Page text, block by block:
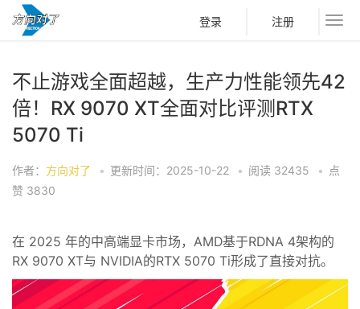
登录 注册
不止游戏全面超越，生产力性能领先42
倍！RX 9070 XT全面对比评测RTX
5070 Ti
作者： 方向对了 • 更新时间：2025-10-22 • 阅读 32435 • 点
赞 3830
在 2025 年的中高端显卡市场，AMD基于RDNA 4架构的
RX 9070 XT与 NVIDIA的RTX 5070 Ti形成了直接对抗。